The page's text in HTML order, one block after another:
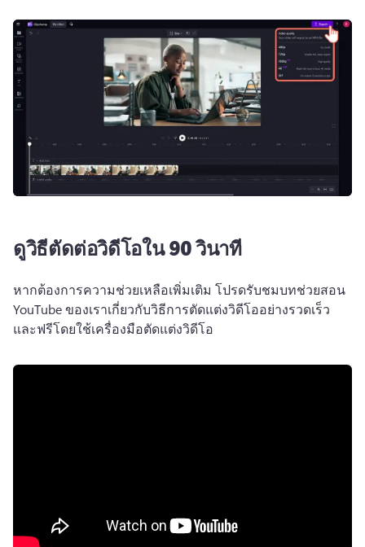
ดูวิธีตัดต่อวิดีโอใน 90 วินาที
หากต้องการความช่วยเหลือเพิ่มเติม โปรดรับชมบทช่วยสอน
YouTube ของเราเกี่ยวกับวิธีการตัดแต่งวิดีโออย่างรวดเร็ว
และฟรีโดยใช้เครื่องมือตัดแต่งวิดีโอ